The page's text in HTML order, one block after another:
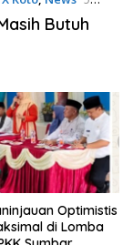
Butuh
Optimistis
di Lomba